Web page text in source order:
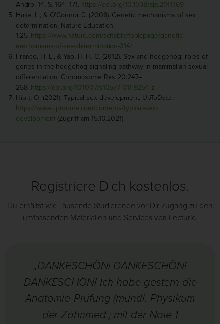
Androl 14, S. 164–171. https://doi.org/10.1038/aja.2011.169
Hake, L., & O’Connor C. (2008). Genetic mechanisms of sex
determination. Nature Education
1:25. https://www.nature.com/scitable/topicpage/genetic-
mechanisms-of-sex-determination-314/
Franco, H. L., & Yao, H. H. C. (2012). Sex and hedgehog: roles of
genes in the hedgehog signaling pathway in mammalian sexual
differentiation. Chromosome Res 20:247–
258. https://doi.org/10.1007/s10577-011-9254-z
Hiort, O. (2021). Typical sex development. UpToDate.
https://www.uptodate.com/contents/typical-sex-
development (Zugriff am 15.10.2021)
Registriere Dich kostenlos.
Du erhältst wie Tausende Studierende vor Dir Zugang zu den
umfassenden Materialien und Services von Lecturio.
„DANKESCHÖN! DANKESCHÖN!
DANKESCHÖN! Ich habe gestern die
Anatomie-Prüfung (mündl. Physikum
der Zahnmed.) mit der Note 1